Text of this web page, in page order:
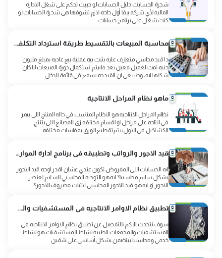
شجرة الحسابات دليل الحسابات لو حبيت تحكم على شغل الاداره
الماليه لأي شركه يبقا أول حاجه لازم تشوفها هى شجرة الحسابات لو
كنت شغال على برنامج حسابات
محاسبة المبيعات بالتقسيط طريقة استرداد التكلفة بدورة المبيعات
دا قيد محاسي متعارف عليه بثبت بيه عملية بيع عاديه بمبلغ مليون
جنيه تمت لعميل معين بعد مابيتم استكمال دورة المبيعات ايا كان
شكلها ايه، وطبيعى ان القيد ده يسمع فى قائمة الدخل
ماهو نظام المراحل الانتاجية
نظام المراحل الانتاجيه هو النظام المناسب في حاله المنتج اللى بيمر
فى انتاجه على مراحل او اقسام مختلفه زى المصانع اللى بتنتج
الكشاكيل فى الاول بيتم تقطيع الورق بمقاسات مختلفه
قيد الاجور والرواتب وتطبيقه فى برنامج ادارة الموارد البشرية
ايه الحسابات اللى المفروض تكون عندي عشان اقدر اوجه قيد الاجور
بشكل سليم محاسبيا؟.ايه هو التوجيه المحاسبي السليم لعنصر
الاجور او ايه هو قيد الاجور المحاسبي لاثبات مصروف الاجور؟
تطبيق نظام الاوامر الانتاجيه فى المستشفيات والمجمعات الطبيه
سوف نتحدث اليكم بالتفصيل عن تطبيق نظام الاوامر الانتاجيه فى
المستشفيات والمجمعات الطبيه نشاط المستشفيات هو نشاط
خدمى ومحاسبيا بيتضمن بشكل أساسي على شقين